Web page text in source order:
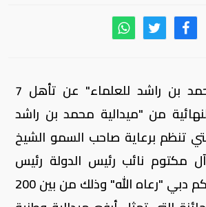
أعلن "مجمع محمد بن راشد للعلماء" عن تأهل 7
من "ميدالية محمد بن راشد
تنظم برعاية صاحب السمو الشيخ
مكتوم نائب رئيس الدولة رئيس
مجلس الوزراء حاكم دبي "رعاه الله" وذلك من بين 200